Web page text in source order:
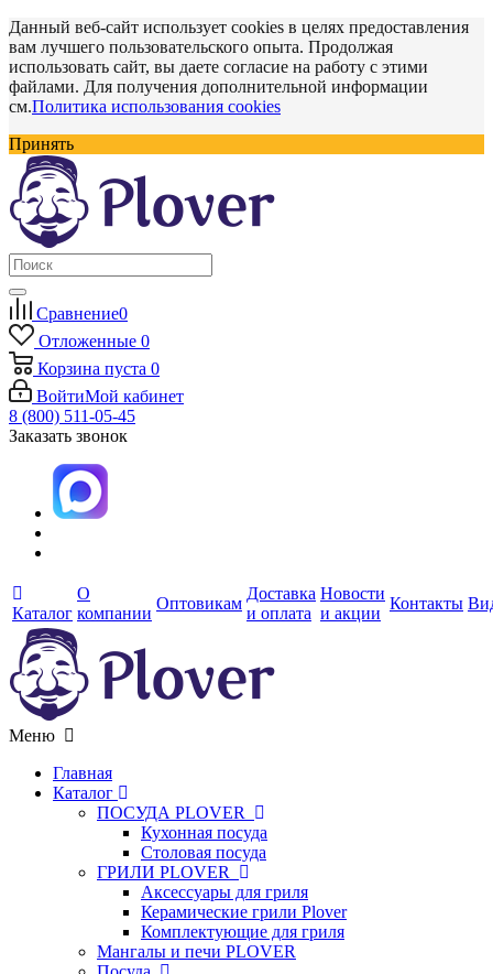
Данный веб-сайт использует cookies в целях предоставления
вам лучшего пользовательского опыта. Продолжая
использовать сайт, вы даете согласие на работу с этими
файлами. Для получения дополнительной информации
см.Политика использования cookies
Принять
Сравнение0
Отложенные 0
Корзина пуста 0
ВойтиМой кабинет
8 (800) 511-05-45
Заказать звонок
Каталог
О
компании
Оптовикам
Доставка
и оплата
Новости
и акции
Контакты
Меню
Главная
Каталог
ПОСУДА PLOVER
Кухонная посуда
Столовая посуда
ГРИЛИ PLOVER
Аксессуары для гриля
Керамические грили Plover
Комплектующие для гриля
Мангалы и печи PLOVER